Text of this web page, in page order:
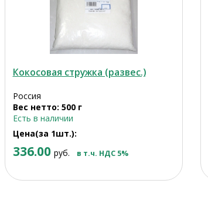
Кокосовая стружка (развес.)
Россия
Вес нетто: 500 г
Есть в наличии
Цена(за 1шт.):
336.00 руб. в т.ч. НДС 5%